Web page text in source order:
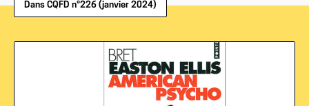
Dans CQFD n°226 (janvier 2024)